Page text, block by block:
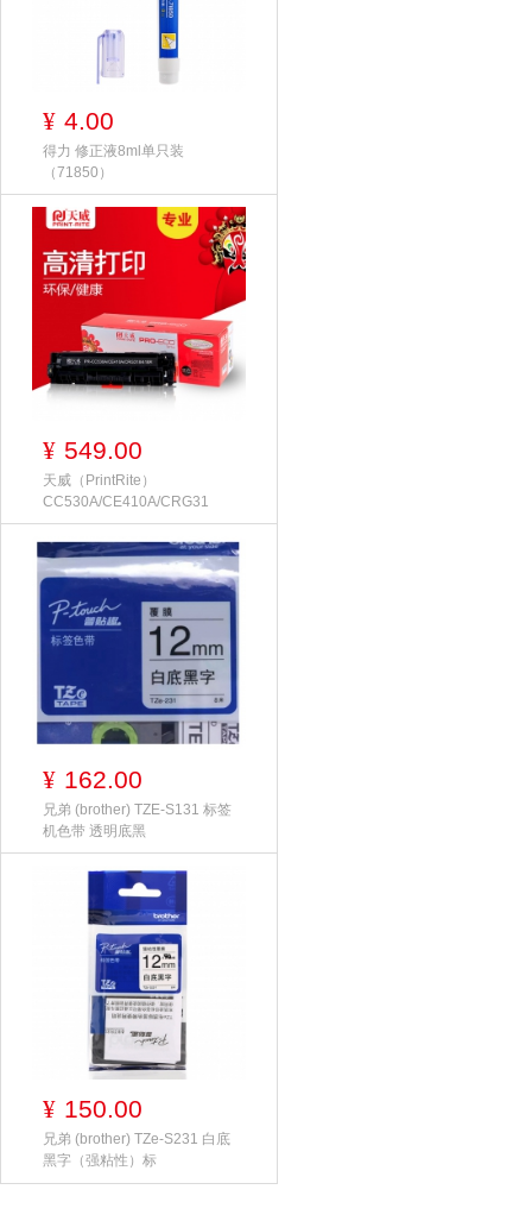
¥ 4.00
得力 修正液8ml单只装
（71850）
¥ 549.00
天威（PrintRite）
CC530A/CE410A/CRG31
¥ 162.00
兄弟 (brother) TZE-S131 标签
机色带 透明底黑
¥ 150.00
兄弟 (brother) TZe-S231 白底
黑字（强粘性）标